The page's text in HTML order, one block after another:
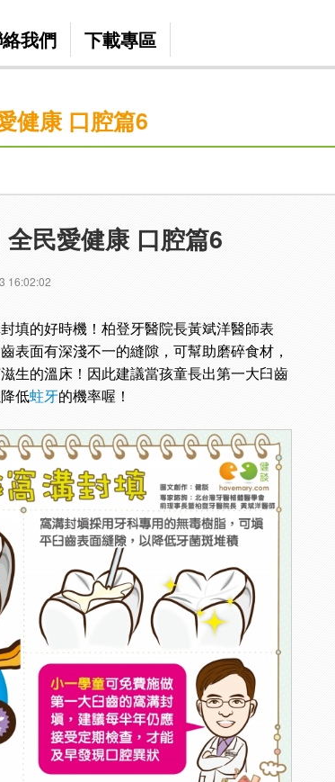
我們 下載專區
健康 口腔篇6
民愛健康 口腔篇6
16:02:02
填的好時機！柏登牙醫院長黃斌洋醫師表
表面有深淺不一的縫隙，可幫助磨碎食材，
生的溫床！因此建議當孩童長出第一大臼齒
低蛀牙的機率喔！